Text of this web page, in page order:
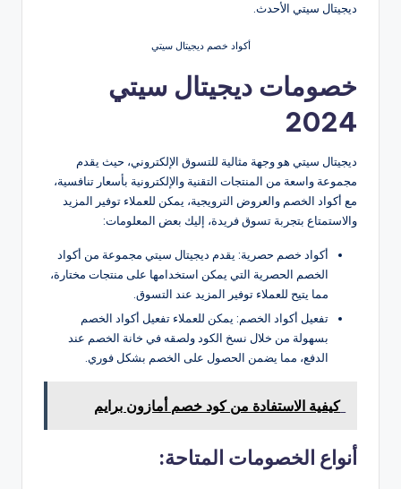
ديجيتال سيتي الأحدث.
أكواد خصم ديجيتال سيتي
خصومات ديجيتال سيتي
2024
ديجيتال سيتي هو وجهة مثالية للتسوق الإلكتروني، حيث يقدم
مجموعة واسعة من المنتجات التقنية والإلكترونية بأسعار تنافسية،
مع أكواد الخصم والعروض الترويجية، يمكن للعملاء توفير المزيد
والاستمتاع بتجربة تسوق فريدة، إليك بعض المعلومات:
أكواد خصم حصرية: يقدم ديجيتال سيتي مجموعة من أكواد
الخصم الحصرية التي يمكن استخدامها على منتجات مختارة،
مما يتيح للعملاء توفير المزيد عند التسوق.
تفعيل أكواد الخصم: يمكن للعملاء تفعيل أكواد الخصم
بسهولة من خلال نسخ الكود ولصقه في خانة الخصم عند
الدفع، مما يضمن الحصول على الخصم بشكل فوري.
كيفية الاستفادة من كود خصم أمازون برايم
أنواع الخصومات المتاحة: